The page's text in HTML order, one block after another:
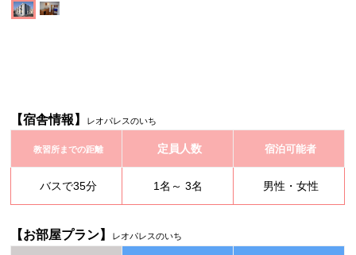
【宿舎情報】 レオパレスのいち
教習所までの距離 定員人数 宿泊可能者
バスで35分 1名～ 3名 男性・女性
【お部屋プラン】 レオパレスのいち